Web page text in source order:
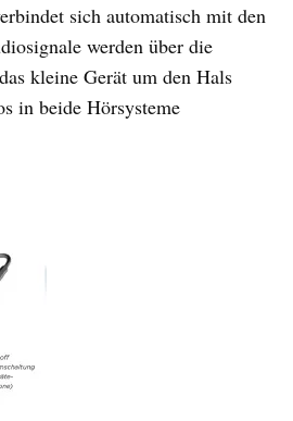
sich automatisch mit den
werden über die
kleine Gerät um den Hals
in beide Hörsysteme